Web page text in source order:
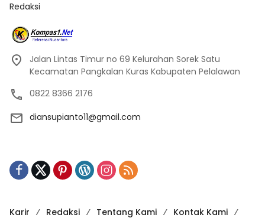
Redaksi
Jalan Lintas Timur no 69 Kelurahan Sorek Satu
Kecamatan Pangkalan Kuras Kabupaten Pelalawan
0822 8366 2176
diansupianto11@gmail.com
Karir Redaksi Tentang Kami Kontak Kami